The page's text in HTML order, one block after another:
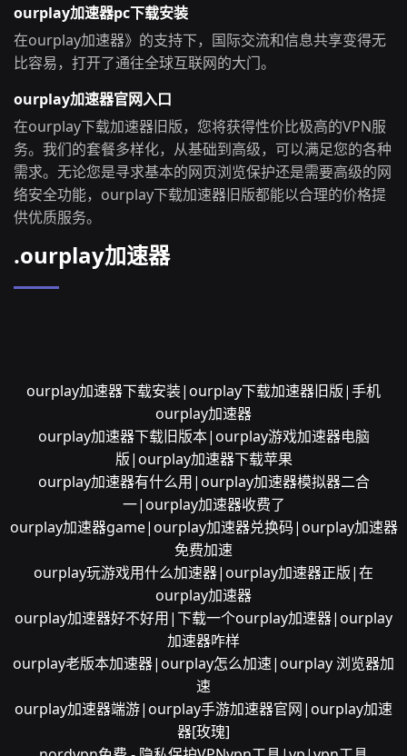
ourplay加速器pc下载安装
在ourplay加速器》的支持下，国际交流和信息共享变得无
比容易，打开了通往全球互联网的大门。
ourplay加速器官网入口
在ourplay下载加速器旧版，您将获得性价比极高的VPN服
务。我们的套餐多样化，从基础到高级，可以满足您的各种
需求。无论您是寻求基本的网页浏览保护还是需要高级的网
络安全功能，ourplay下载加速器旧版都能以合理的价格提
供优质服务。
.ourplay加速器
ourplay加速器下载安装|ourplay下载加速器旧版|手机
ourplay加速器
ourplay加速器下载旧版本|ourplay游戏加速器电脑
版|ourplay加速器下载苹果
ourplay加速器有什么用|ourplay加速器模拟器二合
一|ourplay加速器收费了
ourplay加速器game|ourplay加速器兑换码|ourplay加速器
免费加速
ourplay玩游戏用什么加速器|ourplay加速器正版|在
ourplay加速器
ourplay加速器好不好用|下载一个ourplay加速器|ourplay
加速器咋样
ourplay老版本加速器|ourplay怎么加速|ourplay 浏览器加
速
ourplay加速器端游|ourplay手游加速器官网|ourplay加速
器[玫瑰]